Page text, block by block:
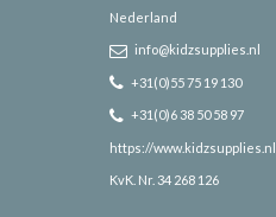
Nederland
info@kidzsupplies.nl
+31(0)55 75 19 130
+31(0)6 38 50 58 97
https://www.kidzsupplies.nl
KvK. Nr. 34 268 126